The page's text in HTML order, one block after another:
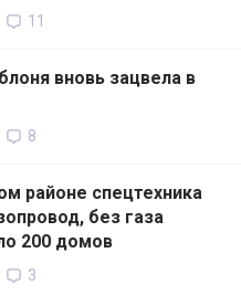
11
вновь зацвела в
8
районе спецтехника
без газа
200 домов
3